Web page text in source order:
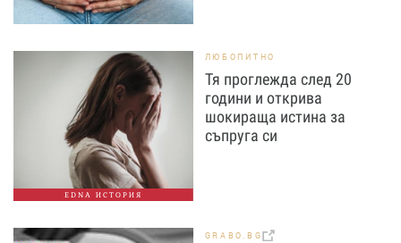
EDNA ИСТОРИЯ
ЛЮБОПИТНО
Тя проглежда след 20
години и открива
шокираща истина за
съпруга си
GRABO.BG